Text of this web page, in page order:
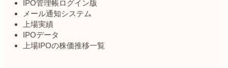
IPO管理帳ログイン版
メール通知システム
上場実績
IPOデータ
上場IPOの株価推移一覧